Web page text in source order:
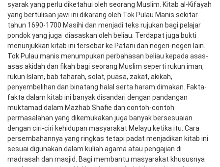
syarak yang perlu diketahui oleh seorang Muslim. Kitab al-Kifayah
yang bertulisan jawi ini dikarang oleh Tok Pulau Manis sekitar
tahun 1690-1700 Masihi dan menjadi teks rujukan bagi pelajar
pondok yang juga  diasaskan oleh beliau. Terdapat juga bukti
menunjukkan kitab ini tersebar ke Patani dan negeri-negeri lain.
Tok Pulau manis menumpukan perbahasan beliau kepada asas-
asas akidah dan fikah bagi seorang Muslim seperti rukun iman,
rukun Islam, bab taharah, solat, puasa, zakat, akikah,
penyembelihan dan binatang halal serta haram dimakan. Fakta-
fakta dalam kitab ini banyak disandari dengan pandangan
muktamad dalam Mazhab Shafie dan contoh-contoh
permasalahan yang dikemukakan juga banyak bersesuaian
dengan ciri-ciri kehidupan masyarakat Melayu ketika itu. Cara
persembahannya yang ringkas tetapi padat menjadikan kitab ini
sesuai digunakan dalam kuliah agama atau pengajian di
madrasah dan masjid. Bagi membantu masyarakat khususnya